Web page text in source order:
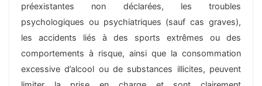
préexistantes non déclarées, les troubles
psychologiques ou psychiatriques (sauf cas graves),
les accidents liés à des sports extrêmes ou des
comportements à risque, ainsi que la consommation
excessive d’alcool ou de substances illicites, peuvent